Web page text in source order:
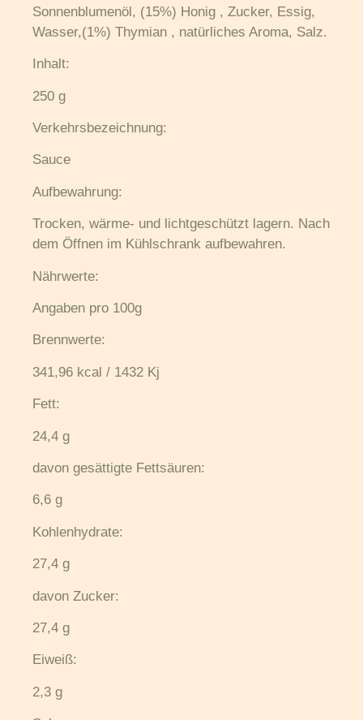
Sonnenblumenöl, (15%) Honig , Zucker, Essig,
Wasser,(1%) Thymian , natürliches Aroma, Salz.
Inhalt:
250 g
Verkehrs­bezeichnung:
Sauce
Aufbewahrung:
Trocken, wärme- und lichtgeschützt lagern. Nach
dem Öffnen im Kühlschrank aufbewahren.
Nährwerte:
Angaben pro 100g
Brennwerte:
341,96 kcal / 1432 Kj
Fett:
24,4 g
davon gesättigte Fettsäuren:
6,6 g
Kohlenhydrate:
27,4 g
davon Zucker:
27,4 g
Eiweiß:
2,3 g